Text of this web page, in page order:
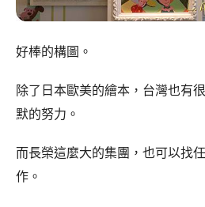
好棒的構圖。
除了日本歐美的繪本，台灣也有
默的努力。
而長榮這麼大的集團，也可以找
作。